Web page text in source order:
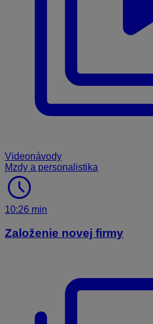
Videonávody
Mzdy a personalistika
schedule
10:26 min
Založenie novej firmy